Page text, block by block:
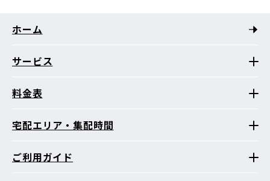
ホーム
サービス
料金表
宅配エリア・集配時間
ご利用ガイド